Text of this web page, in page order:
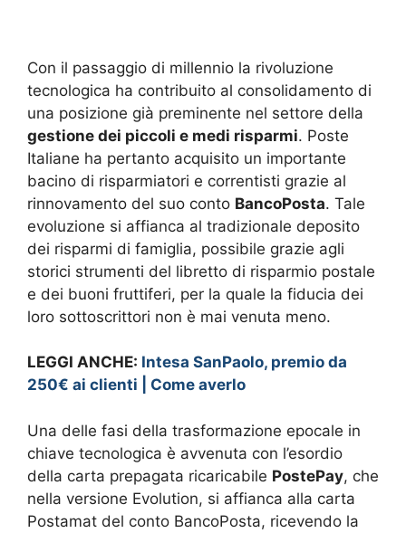
Con il passaggio di millennio la rivoluzione
tecnologica ha contribuito al consolidamento di
una posizione già preminente nel settore della
gestione dei piccoli e medi risparmi. Poste
Italiane ha pertanto acquisito un importante
bacino di risparmiatori e correntisti grazie al
rinnovamento del suo conto BancoPosta. Tale
evoluzione si affianca al tradizionale deposito
dei risparmi di famiglia, possibile grazie agli
storici strumenti del libretto di risparmio postale
e dei buoni fruttiferi, per la quale la fiducia dei
loro sottoscrittori non è mai venuta meno.
LEGGI ANCHE: Intesa SanPaolo, premio da
250€ ai clienti | Come averlo
Una delle fasi della trasformazione epocale in
chiave tecnologica è avvenuta con l’esordio
della carta prepagata ricaricabile PostePay, che
nella versione Evolution, si affianca alla carta
Postamat del conto BancoPosta, ricevendo la